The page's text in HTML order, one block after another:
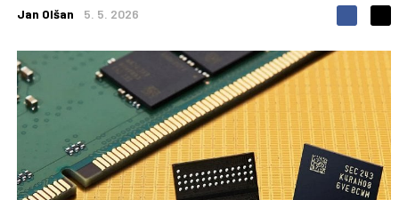
Jan Olšan 5. 5. 2026
S
d
e
t
S
n
a
F
a
c
n
a
s
í
t